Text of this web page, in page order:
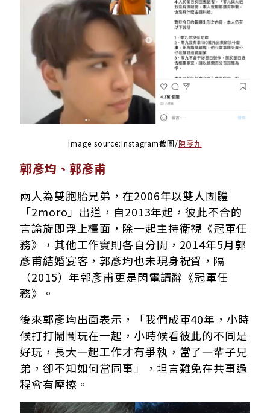
image source:Instagram截圖/陳零九
郭彥均、郭彥甫
兩人為雙胞胎兄弟，在2006年以雙人團體
「2moro」出道，自2013年起，彼此不合的
言論旋即浮上檯面，除一起主持衛視《冠軍任
務》，其他工作實則各自分開，2014年5月郭
彥甫結婚宴客，郭彥均也未現身祝賀，隔
（2015）年郭彥甫更是閃電請辭《冠軍任
務》。
後來郭彥均出面表示，「我們成軍40年，小時
候打打鬧鬧玩在一起，小時候看彼此的不同是
好玩，長大一起工作才有爭執，當了一輩子兄
弟，卻不知如何當同事」，坦言難免在共事過
程會有摩擦。